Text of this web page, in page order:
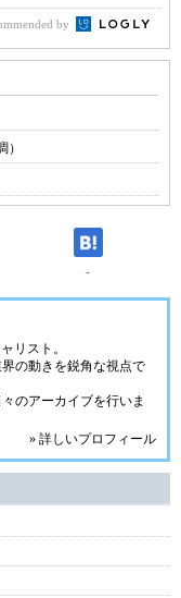
by
-
リスト。
の動きを鋭角な視点で
のアーカイブを行いま
» 詳しいプロフィール